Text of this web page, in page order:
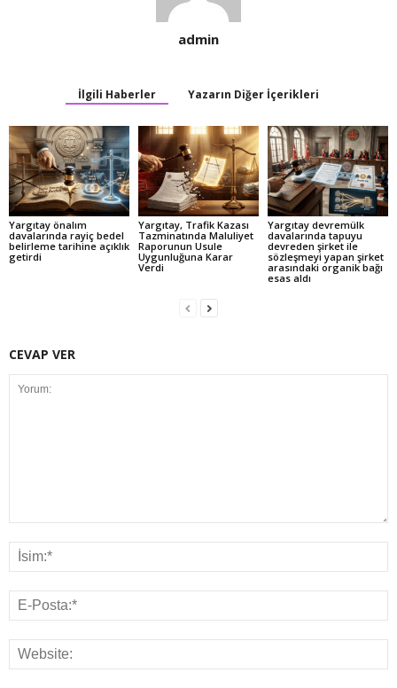
admin
İlgili Haberler Yazarın Diğer İçerikleri
Yargıtay önalım
davalarında rayiç bedel
belirleme tarihine açıklık
getirdi
Yargıtay, Trafik Kazası
Tazminatında Maluliyet
Raporunun Usule
Uygunluğuna Karar
Verdi
Yargıtay devremülk
davalarında tapuyu
devreden şirket ile
sözleşmeyi yapan şirket
arasındaki organik bağı
esas aldı
CEVAP VER